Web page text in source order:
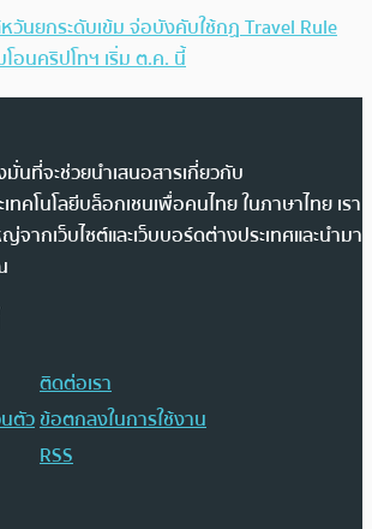
วันยกระดับเข้ม จ่อบังคับใช้กฏ Travel Rule
อนคริปโทฯ เริ่ม ต.ค. นี้
นที่จะช่วยนำเสนอสารเกี่ยวกับ
ทคโนโลยีบล็อกเชนเพื่อคนไทย ในภาษาไทย เรา
ากเว็บไซต์และเว็บบอร์ดต่างประเทศและนำมา
ติดต่อเรา
ตัวข้อตกลงในการใช้งาน
RSS